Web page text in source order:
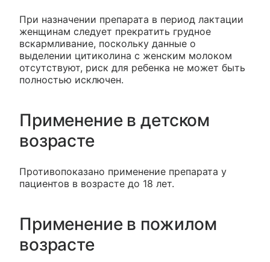
При назначении препарата в период лактации
женщинам следует прекратить грудное
вскармливание, поскольку данные о
выделении цитиколина с женским молоком
отсутствуют, риск для ребенка не может быть
полностью исключен.
Применение в детском
возрасте
Противопоказано применение препарата у
пациентов в возрасте до 18 лет.
Применение в пожилом
возрасте